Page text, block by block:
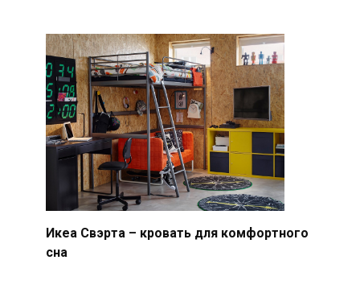
Икеа Свэрта – кровать для комфортного
сна